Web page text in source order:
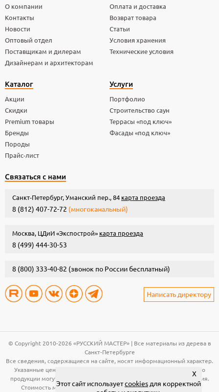
О компании
Контакты
Новости
Оптовый отдел
Поставщикам и дилерам
Дизайнерам и архитекторам
Оплата и доставка
Возврат товара
Статьи
Условия хранения
Технические условия
Каталог
Акции
Скидки
Premium товары
Бренды
Породы
Прайс-лист
Услуги
Портфолио
Строительство саун
Террасы «под ключ»
Фасады «под ключ»
Связаться с нами
Санкт-Петербург, Уманский пер., 84 карта проезда
8 (812) 407-72-72 (многоканальный)
Москва, ЦДиИ «Экспострой» карта проезда
8 (499) 444-30-53
8 (800) 333-40-82 (звонок по России бесплатный)
Написать директору
© Copyright 2010-2026 «РУССКИЙ МАСТЕР» | Все материалы из дерева в
Санкт-Петербурге
Все сведения, содержащиеся на сайте, носят информационный характер.
Указанные цены, технические характеристики и иная информация о
продукции могут быть изменены без предварительного уведомления.
Стоимость материала (вагонка, панели и т.д.) указана за общую
X
Этот сайт используетcookies для корректной